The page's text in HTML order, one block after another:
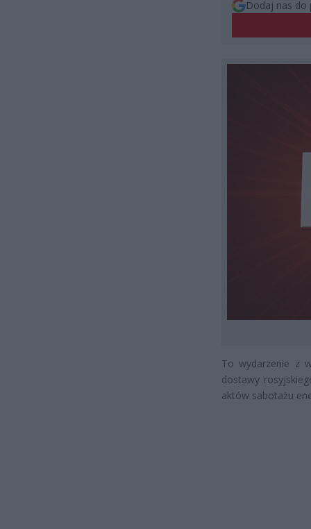
Dodaj nas do
To wydarzenie z
dostawy
aktów sabotażu